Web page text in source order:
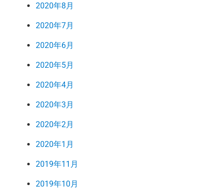
2020年8月
2020年7月
2020年6月
2020年5月
2020年4月
2020年3月
2020年2月
2020年1月
2019年11月
2019年10月